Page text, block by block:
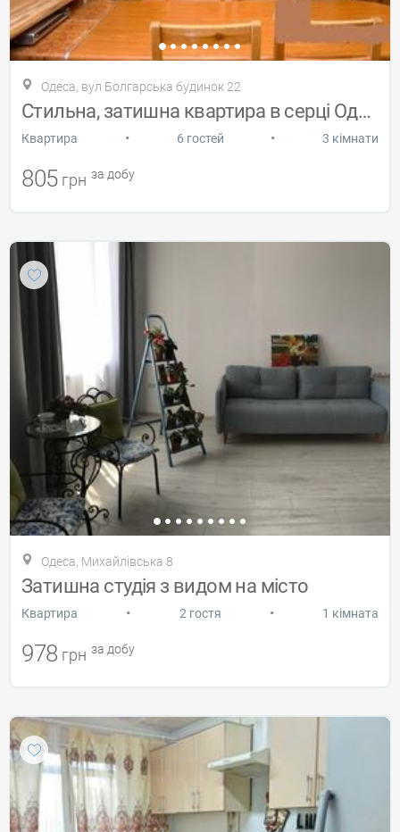
Одеса, вул Болгарська будинок 22
Стильна, затишна квартира в серці Одеси
Квартира • 6 гостей • 3 кімнати
805 грн за добу
Одеса, Михайлівська 8
Затишна студія з видом на місто
Квартира • 2 гостя • 1 кімната
978 грн за добу